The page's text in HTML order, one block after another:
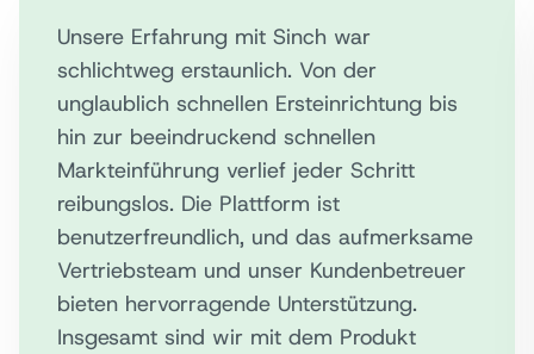
Unsere Erfahrung mit Sinch war
schlichtweg erstaunlich. Von der
unglaublich schnellen Ersteinrichtung bis
hin zur beeindruckend schnellen
Markteinführung verlief jeder Schritt
reibungslos. Die Plattform ist
benutzerfreundlich, und das aufmerksame
Vertriebsteam und unser Kundenbetreuer
bieten hervorragende Unterstützung.
Insgesamt sind wir mit dem Produkt